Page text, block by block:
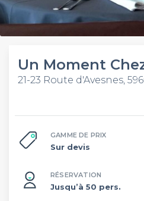
Un Moment
21-23 Route d'Avesnes,
GAMME DE PRIX
Sur devis
RÉSERVATION
Jusqu’à 50 pers.